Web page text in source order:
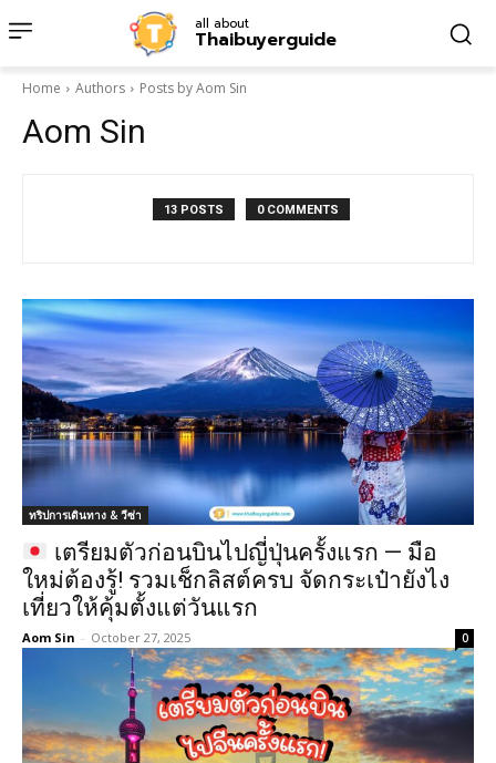
all about
Thaibuyerguide
Home Authors Posts by Aom Sin
Aom Sin
13 POSTS 0 COMMENTS
ทริปการเดินทาง & วีซ่า
เตรียมตัวก่อนบินไปญี่ปุ่นครั้งแรก — มือ
ใหม่ต้องรู้! รวมเช็กลิสต์ครบ จัดกระเป๋ายังไง
เที่ยวให้คุ้มตั้งแต่วันแรก
Aom Sin - October 27, 2025 0